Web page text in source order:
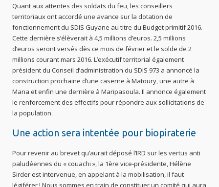
Quant aux attentes des soldats du feu, les conseillers
territoriaux ont accordé une avance sur la dotation de
fonctionnement du SDIS Guyane au titre du Budget primitif 2016.
Cette dernière s’élèverait à 4,5 millions d’euros. 2,5 millions
d’euros seront versés dès ce mois de février et le solde de 2
millions courant mars 2016. L’exécutif territorial également
président du Conseil d’administration du SDIS 973 a annoncé la
construction prochaine d’une caserne à Matoury, une autre à
Mana et enfin une dernière à Maripasoula. Il annonce également
le renforcement des effectifs pour répondre aux sollicitations de
la population.
Une action sera intentée pour biopiraterie
Pour revenir au brevet qu’aurait déposé l’IRD sur les vertus anti
paludéennes du « couachi », la 1ère vice-présidente, Hélène
Sirder est intervenue, en appelant à la mobilisation, il faut
légiférer ! Nous sommes en train de constituer un comité qui aura